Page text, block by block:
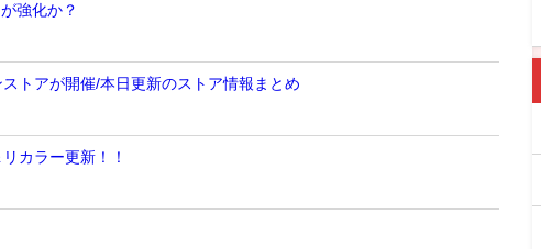
強化か？
トアが開催/本日更新のストア情報まとめ
カラー更新！！